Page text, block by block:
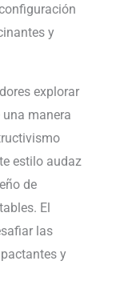
y
explorar
manera
estilo audaz
de
El
las
y